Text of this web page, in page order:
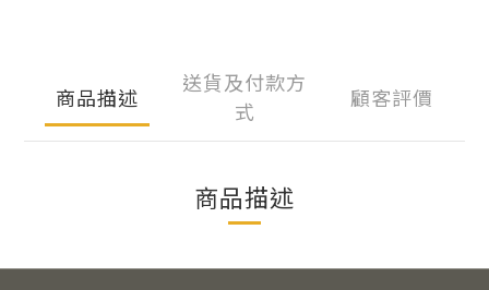
商品描述
送貨及付款方
式
顧客評價
商品描述